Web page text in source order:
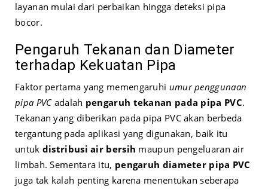
layanan mulai dari perbaikan hingga deteksi pipa
bocor.
Pengaruh Tekanan dan Diameter
terhadap Kekuatan Pipa
Faktor pertama yang memengaruhi umur penggunaan
pipa PVCadalah pengaruh tekanan pada pipa PVC.
Tekanan yang diberikan pada pipa PVC akan berbeda
tergantung pada aplikasi yang digunakan, baik itu
untuk distribusi air bersih maupun pengeluaran air
limbah. Sementara itu, pengaruh diameter pipa PVC
juga tak kalah penting karena menentukan seberapa